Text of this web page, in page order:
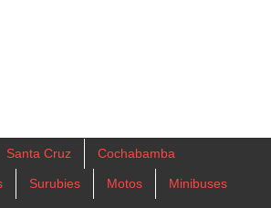
Santa Cruz Cochabamba
Surubies Motos Minibuses